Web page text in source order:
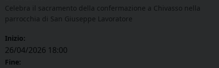
Celebra il sacramento della confermazione a Chivasso nella
parrocchia di San Giuseppe Lavoratore
Inizio:
26/04/2026 18:00
Fine: